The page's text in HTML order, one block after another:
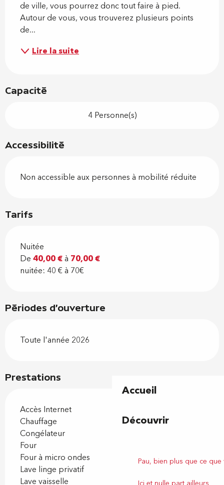
Accueil
Découvrir
Pau, bien plus que ce
de ville, vous pourrez donc tout faire à pied.
Autour de vous, vous trouverez plusieurs points
de...
Lire la suite
Capacité
4 Personne(s)
Prestations
Accès Internet
Chauffage
Congélateur
Four
Four à micro ondes
Lave linge privatif
Lave vaisselle
Accessibilité
Non accessible aux personnes à mobilité réduite
Tarifs
Nuitée
De 40,00 €à 70,00 €
nuitée: 40 € à 70€
Périodes d'ouverture
Toute l'année 2026